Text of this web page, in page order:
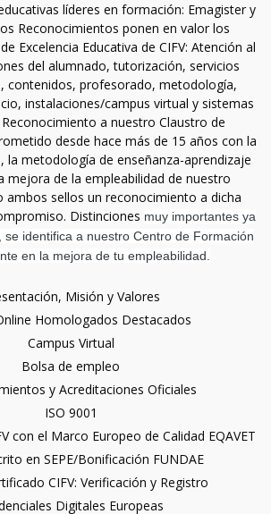
líderes en formación: Emagister y
Reconocimientos ponen en valor los
Excelencia Educativa de CIFV: Atención al
del alumnado, tutorización, servicios
contenidos, profesorado, metodología,
instalaciones/campus virtual y sistemas
a nuestro Claustro de
desde hace más de 15 años con la
la metodología de enseñanza-aprendizaje
mejora de la empleabilidad de nuestro
ambos sellos un reconocimiento a dicha
Distinciones muy importantes ya
se identifica a nuestro Centro de Formación
en la mejora de tu empleabilidad.
Misión y Valores
Homologados Destacados
Campus Virtual
Bolsa de empleo
y Acreditaciones Oficiales
ISO 9001
con el Marco Europeo de Calidad EQAVET
en SEPE/Bonificación FUNDAE
CIFV: Verificación y Registro
Digitales Europeas